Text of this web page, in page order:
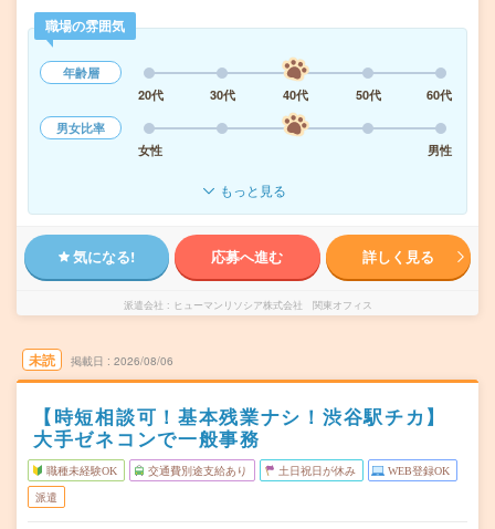
職場の雰囲気
年齢層
20代
30代 40代 50代
60代
男女比率
女性
男性
もっと見る
気になる! 応募へ進む 詳しく見る
派遣会社 ヒューマンリソシア株式会社 関東オフィス
未読 掲載日 2026/08/06
【時短相談可！基本残業ナシ！渋谷駅チカ】
大手ゼネコンで一般事務
職種未経験OK 交通費別途支給あり 土日祝日が休み WEB登録OK
派遣